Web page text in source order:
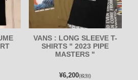
VANS : LONG SLEEVE T-
SHIRTS " 2023 PIPE
MASTERS "
¥6,200(税別)